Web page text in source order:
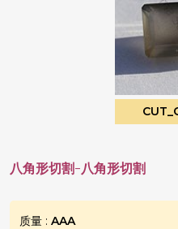
八角形切割-八角形切割
质量 : AAA